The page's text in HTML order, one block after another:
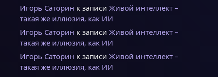
Игорь Саторин к записи Живой интеллект –
такая же иллюзия, как ИИ
Игорь Саторин к записи Живой интеллект –
такая же иллюзия, как ИИ
Игорь Саторин к записи Живой интеллект –
такая же иллюзия, как ИИ